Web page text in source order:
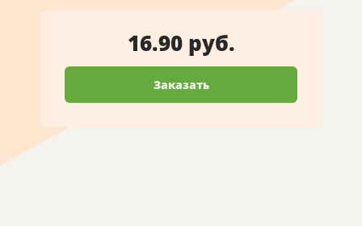
16.90 руб.
Заказать